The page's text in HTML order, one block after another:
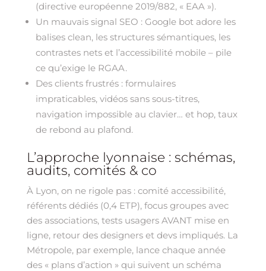
(directive européenne 2019/882, « EAA »).
Un mauvais signal SEO : Google bot adore les
balises clean, les structures sémantiques, les
contrastes nets et l’accessibilité mobile – pile
ce qu’exige le RGAA.
Des clients frustrés : formulaires
impraticables, vidéos sans sous-titres,
navigation impossible au clavier… et hop, taux
de rebond au plafond.
L’approche lyonnaise : schémas,
audits, comités & co
À Lyon, on ne rigole pas : comité accessibilité,
référents dédiés (0,4 ETP), focus groupes avec
des associations, tests usagers AVANT mise en
ligne, retour des designers et devs impliqués. La
Métropole, par exemple, lance chaque année
des « plans d’action » qui suivent un schéma